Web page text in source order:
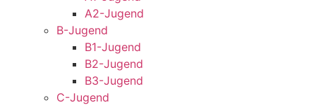
A2-Jugend
B-Jugend
B1-Jugend
B2-Jugend
B3-Jugend
C-Jugend